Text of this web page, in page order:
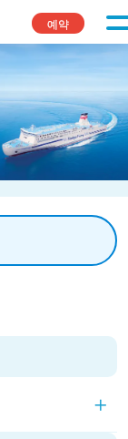
예약
＋